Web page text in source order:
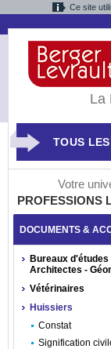
Ce site
La
TOUS
Votre
PROFESSIONS
DOCUMENTS &
Bureaux d'études
Architectes -
Vétérinaires
Huissiers
Constat
Signification